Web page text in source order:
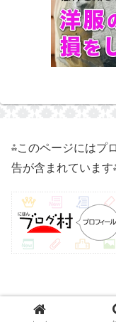
⁂このページにはプ
告が含まれています
© 2021